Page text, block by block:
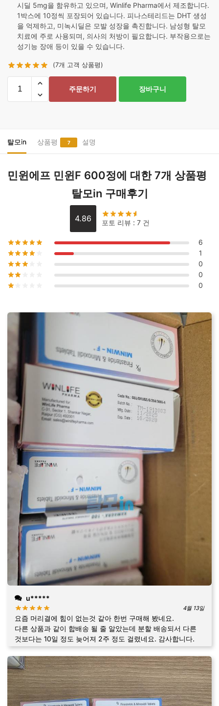
시딜 5mg을 함유하고 있으며, Winlife Pharma에서 제조합니다.
1박스에 10정씩 포장되어 있습니다. 피나스테리드는 DHT 생성
을 억제하고, 미녹시딜은 모발 성장을 촉진합니다. 남성형 탈모
치료에 주로 사용되며, 의사의 처방이 필요합니다. 부작용으로는
성기능 장애 등이 있을 수 있습니다.
(7개 고객 상품평)
윈
F
정
주문하기 장바구니
탈모in 상품평 7 설명
민윈에프 민윈F 600정에 대한 7개 상품평
탈모in 구매후기
4.86 포토 리뷰 : 7 건
6
1
0
0
0
u*****
4월 13일
요즘 머리결에 힘이 없는것 같아 한번 구매해 봤네요.
다른 상품과 같이 합배송 될 줄 알았는데 분할 배송되서 다른
것보다는 10일 정도 늦어져 2주 정도 걸렸네요. 감사합니다.